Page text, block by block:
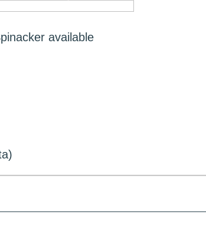
available